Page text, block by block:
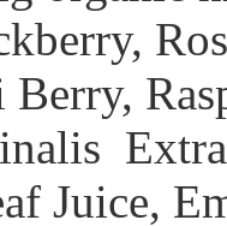
Juice,